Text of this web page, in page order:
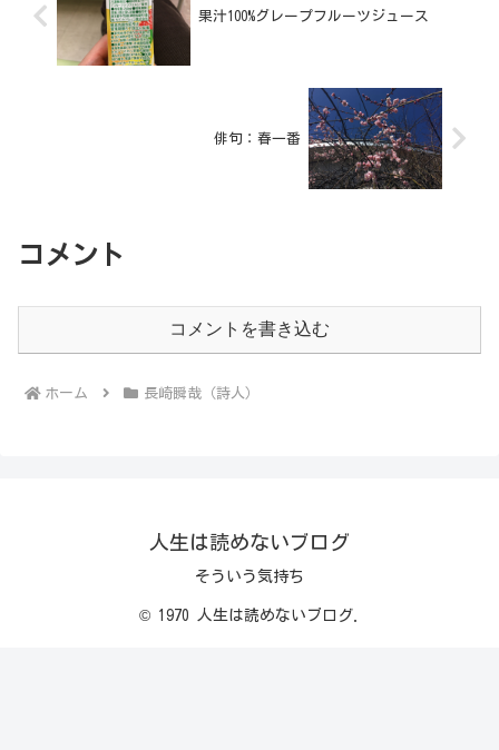
果汁100%グレープフルーツジュース
俳句：春一番
コメント
コメントを書き込む
ホーム 長崎瞬哉（詩人）
人生は読めないブログ
そういう気持ち
© 1970 人生は読めないブログ.